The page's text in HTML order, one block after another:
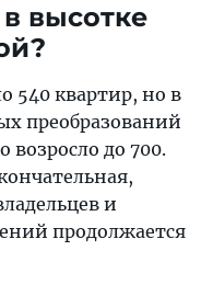
высотке
540 квартир, но в
преобразований
возросло до 700.
и
продолжается